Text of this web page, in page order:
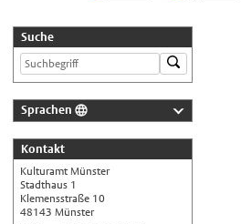
Suche
Sprachen
Nederlands
English
Українська
Kontakt
Kulturamt Münster
Stadthaus 1
Klemensstraße 10
48143 Münster